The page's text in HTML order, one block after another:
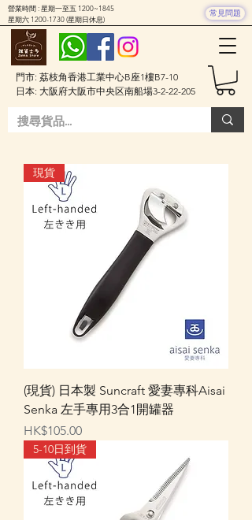
門市: 荔枝角香港工業中心B座1樓B7-10
日本: 大阪府大阪市中央区南船場3-2-22-205
營業時間 : 星期一至五 1200~1845
星期六 1200-1730(星期日休息)
常見問題
現貨
(現貨) 日本製 Suncraft 愛妻專科Aisai
Senka 左手專用3合1開罐器
價格
HK$105.00
5-10日到貨